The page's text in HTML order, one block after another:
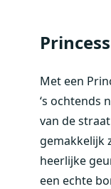
Met een
‘s ochtends
van de
gemakkelijk
heerlijke
een echte